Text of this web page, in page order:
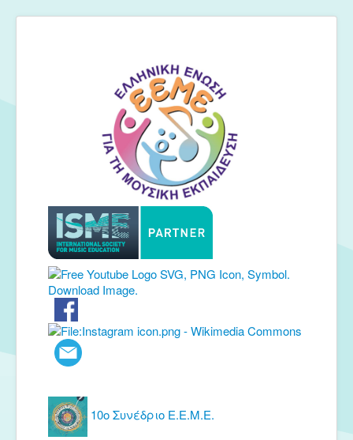
10ο Συνέδριο Ε.Ε.Μ.Ε.